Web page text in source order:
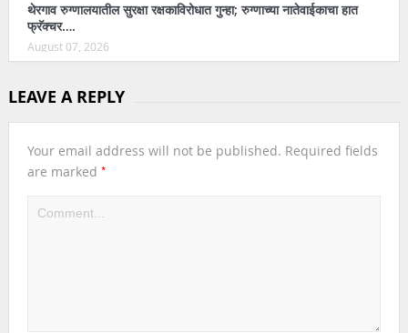
थेरगाव रुग्णालयातील सुरक्षा रक्षकाविरोधात गुन्हा; रुग्णाच्या नातेवाईकाचा हात
फ्रॅक्चर….
August 07, 2026
LEAVE A REPLY
Your email address will not be published. Required fields
are marked *